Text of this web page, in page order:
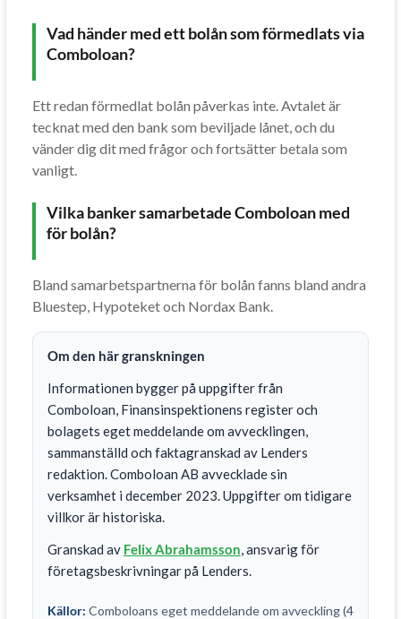
Vad händer med ett bolån som förmedlats via
Comboloan?
Ett redan förmedlat bolån påverkas inte. Avtalet är
tecknat med den bank som beviljade lånet, och du
vänder dig dit med frågor och fortsätter betala som
vanligt.
Vilka banker samarbetade Comboloan med
för bolån?
Bland samarbetspartnerna för bolån fanns bland andra
Bluestep, Hypoteket och Nordax Bank.
Om den här granskningen
Informationen bygger på uppgifter från
Comboloan, Finansinspektionens register och
bolagets eget meddelande om avvecklingen,
sammanställd och faktagranskad av Lenders
redaktion. Comboloan AB avvecklade sin
verksamhet i december 2023. Uppgifter om tidigare
villkor är historiska.
Granskad av Felix Abrahamsson, ansvarig för
företagsbeskrivningar på Lenders.
Källor: Comboloans eget meddelande om avveckling (4